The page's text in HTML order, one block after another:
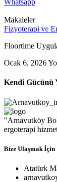
Whatsapp
Makaleler
Fizyoterapi ve
Floortime
Ocak 6, 2026
Kendi Gücünü
"Arnavutköy
ergoterapi
Bize Ulaşmak İçin
Atatürk